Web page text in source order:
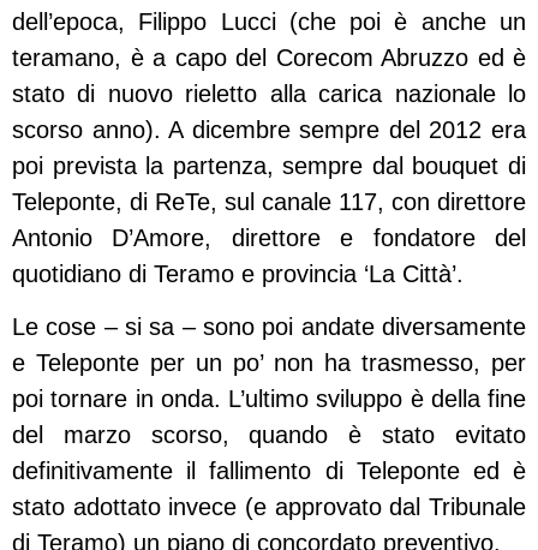
dell’epoca, Filippo Lucci (che poi è anche un
teramano, è a capo del Corecom Abruzzo ed è
stato di nuovo rieletto alla carica nazionale lo
scorso anno). A dicembre sempre del 2012 era
poi prevista la partenza, sempre dal bouquet di
Teleponte, di ReTe, sul canale 117, con direttore
Antonio D’Amore, direttore e fondatore del
quotidiano di Teramo e provincia ‘La Città’.
Le cose – si sa – sono poi andate diversamente
e Teleponte per un po’ non ha trasmesso, per
poi tornare in onda. L’ultimo sviluppo è della fine
del marzo scorso, quando è stato evitato
definitivamente il fallimento di Teleponte ed è
stato adottato invece (e approvato dal Tribunale
di Teramo) un piano di concordato preventivo.